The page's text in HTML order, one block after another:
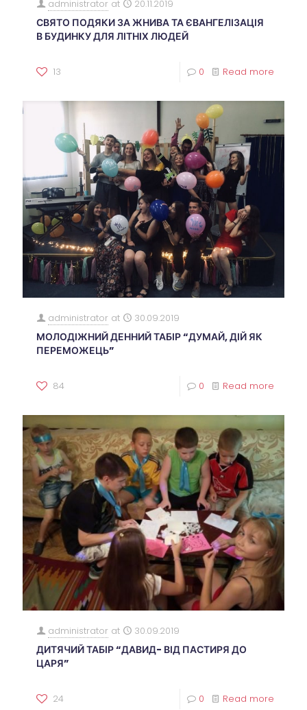
administrator at 20.11.2019
СВЯТО ПОДЯКИ ЗА ЖНИВА ТА ЄВАНГЕЛІЗАЦІЯ
В БУДИНКУ ДЛЯ ЛІТНІХ ЛЮДЕЙ
13 0 Read more
administrator at 30.09.2019
МОЛОДІЖНИЙ ДЕННИЙ ТАБІР “ДУМАЙ, ДІЙ ЯК
ПЕРЕМОЖЕЦЬ”
84 0 Read more
administrator at 30.09.2019
ДИТЯЧИЙ ТАБІР “ДАВИД- ВІД ПАСТИРЯ ДО
ЦАРЯ”
24 0 Read more